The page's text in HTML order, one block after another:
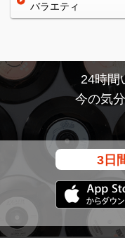
バラエティ
24時間
今の気
3日